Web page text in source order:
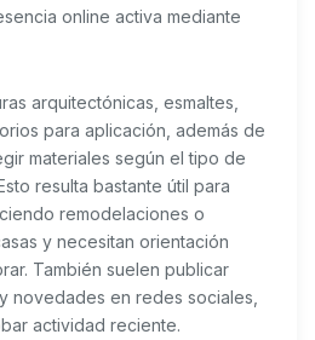
online activa mediante
arquitectónicas, esmaltes,
para aplicación, además de
materiales según el tipo de
resulta bastante útil para
remodelaciones o
y necesitan orientación
También suelen publicar
novedades en redes sociales,
actividad reciente.